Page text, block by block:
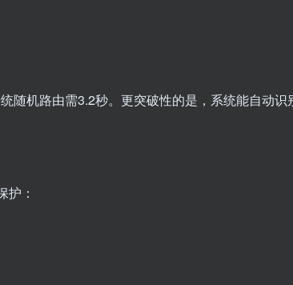
随机路由需3.2秒。更突破性的是，系统能自动识
护：